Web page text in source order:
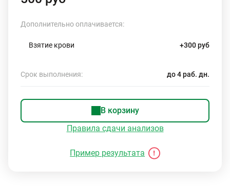
Дополнительно оплачивается:
Взятие крови +300 руб
Срок выполнения: до 4 раб. дн.
В корзину
Правила сдачи анализов
Пример результата